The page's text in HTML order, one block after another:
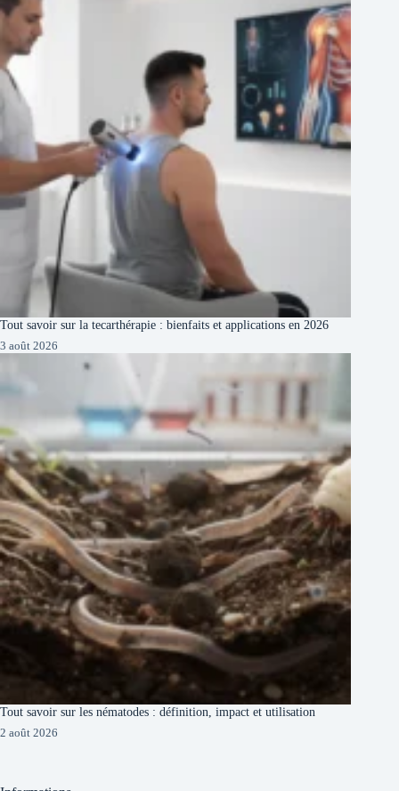
Tout savoir sur la tecarthérapie : bienfaits et applications en 2026
3 août 2026
Tout savoir sur les nématodes : définition, impact et utilisation
2 août 2026